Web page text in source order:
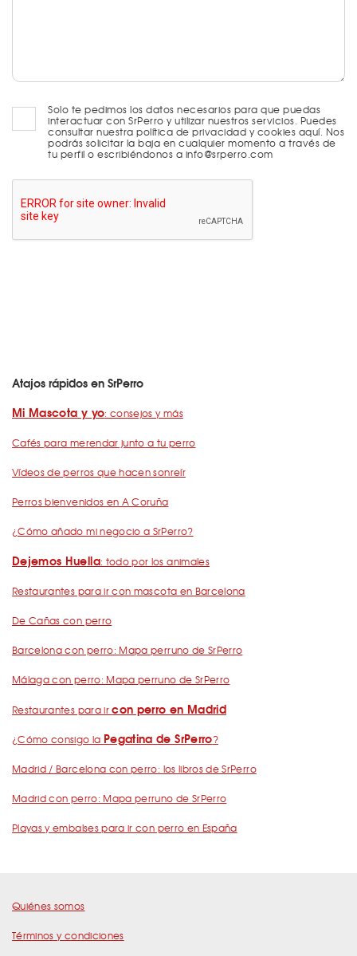
Solo te pedimos los datos necesarios para que puedas
interactuar con SrPerro y utilizar nuestros servicios. Puedes
consultar nuestra política de privacidad y cookies aquí. Nos
podrás solicitar la baja en cualquier momento a través de
tu perfil o escribiéndonos a info@srperro.com
Atajos rápidos en SrPerro
Mi Mascota y yo: consejos y más
Cafés para merendar junto a tu perro
Vídeos de perros que hacen sonreír
Perros bienvenidos en A Coruña
¿Cómo añado mi negocio a SrPerro?
Dejemos Huella: todo por los animales
Restaurantes para ir con mascota en Barcelona
De Cañas con perro
Barcelona con perro: Mapa perruno de SrPerro
Málaga con perro: Mapa perruno de SrPerro
Restaurantes para ircon perro en Madrid
¿Cómo consigo la Pegatina de SrPerro?
Madrid / Barcelona con perro: los libros de SrPerro
Madrid con perro: Mapa perruno de SrPerro
Playas y embalses para ir con perro en España
Quiénes somos
Términos y condiciones